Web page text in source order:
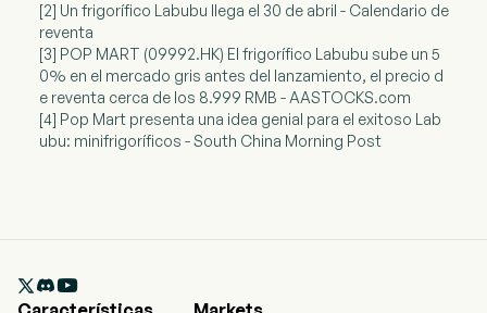
[2] Un frigorífico Labubu llega el 30 de abril - Calendario de
reventa
[3] POP MART (09992.HK) El frigorífico Labubu sube un 5
0% en el mercado gris antes del lanzamiento, el precio d
e reventa cerca de los 8.999 RMB - AASTOCKS.com
[4] Pop Mart presenta una idea genial para el exitoso Lab
ubu: minifrigoríficos - South China Morning Post
